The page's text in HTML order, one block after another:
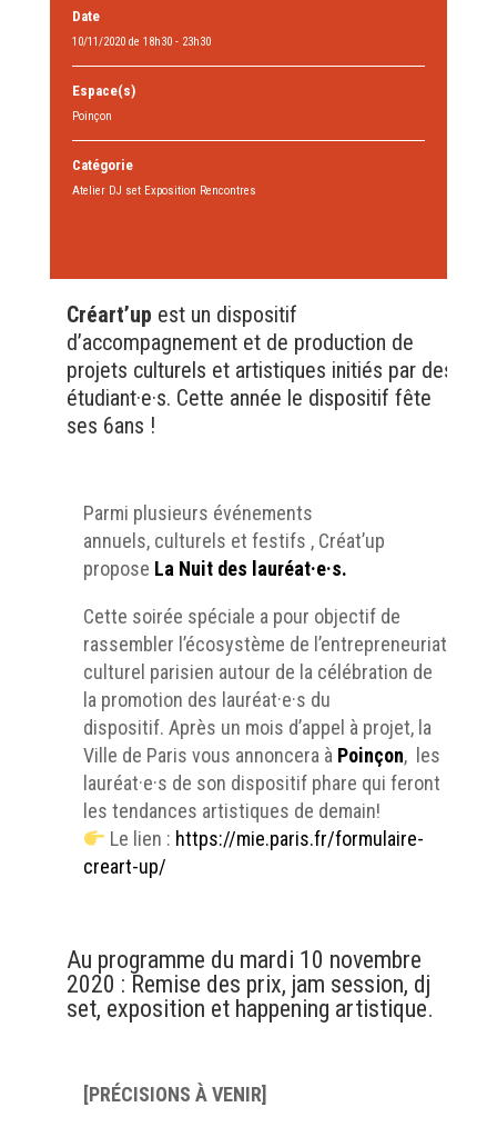
Date
10/11/2020 de 18h30 - 23h30
Espace(s)
Poinçon
Catégorie
Atelier DJ set Exposition Rencontres
Créart’up est un dispositif
d’accompagnement et de production de
projets culturels et artistiques initiés par des
étudiant·e·s. Cette année le dispositif fête
ses 6ans !
Parmi plusieurs événements
annuels, culturels et festifs , Créat’up
propose La Nuit des lauréat·e·s.
Cette soirée spéciale a pour objectif de
rassembler l’écosystème de l’entrepreneuriat
culturel parisien autour de la célébration de
la promotion des lauréat·e·s du
dispositif. Après un mois d’appel à projet, la
Ville de Paris vous annoncera à Poinçon, les
lauréat·e·s de son dispositif phare qui feront
les tendances artistiques de demain!
Le lien : https://mie.paris.fr/formulaire-
creart-up/
Au programme du mardi 10 novembre
2020 : Remise des prix, jam session, dj
set, exposition et happening artistique.
[PRÉCISIONS À VENIR]